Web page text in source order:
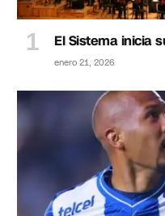
El Sistema inicia
enero 21, 2026